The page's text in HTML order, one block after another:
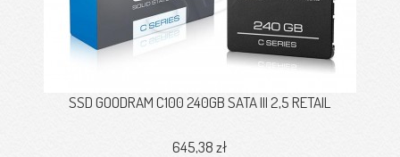
SSD GOODRAM C100 240GB SATA III 2,5 RETAIL
645,38 zł